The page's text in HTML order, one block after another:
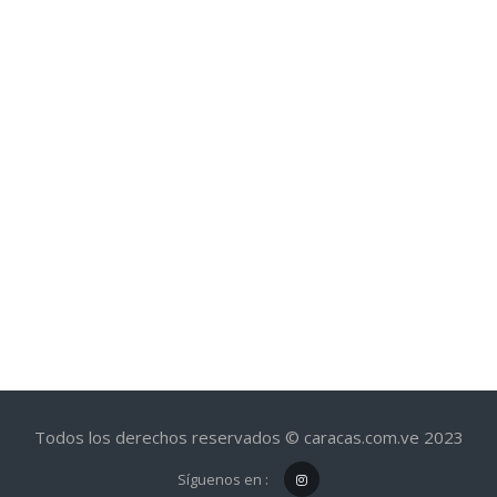
Todos los derechos reservados © caracas.com.ve 2023
Síguenos en :